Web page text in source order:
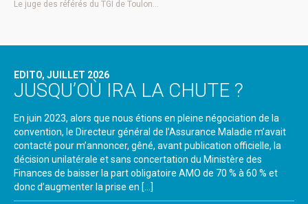
Le juge des référés du TGI de Toulon…
EDITO, JUILLET 2026
JUSQU’OÙ IRA LA CHUTE ?
En juin 2023, alors que nous étions en pleine négociation de la
convention, le Directeur général de l’Assurance Maladie m’avait
contacté pour m’annoncer, gêné, avant publication officielle, la
décision unilatérale et sans concertation du Ministère des
Finances de baisser la part obligatoire AMO de 70 % à 60 % et
donc d’augmenter la prise en […]